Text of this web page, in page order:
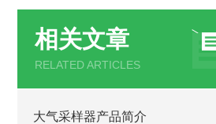
相关文章
RELATED ARTICLES
大气采样器产品简介